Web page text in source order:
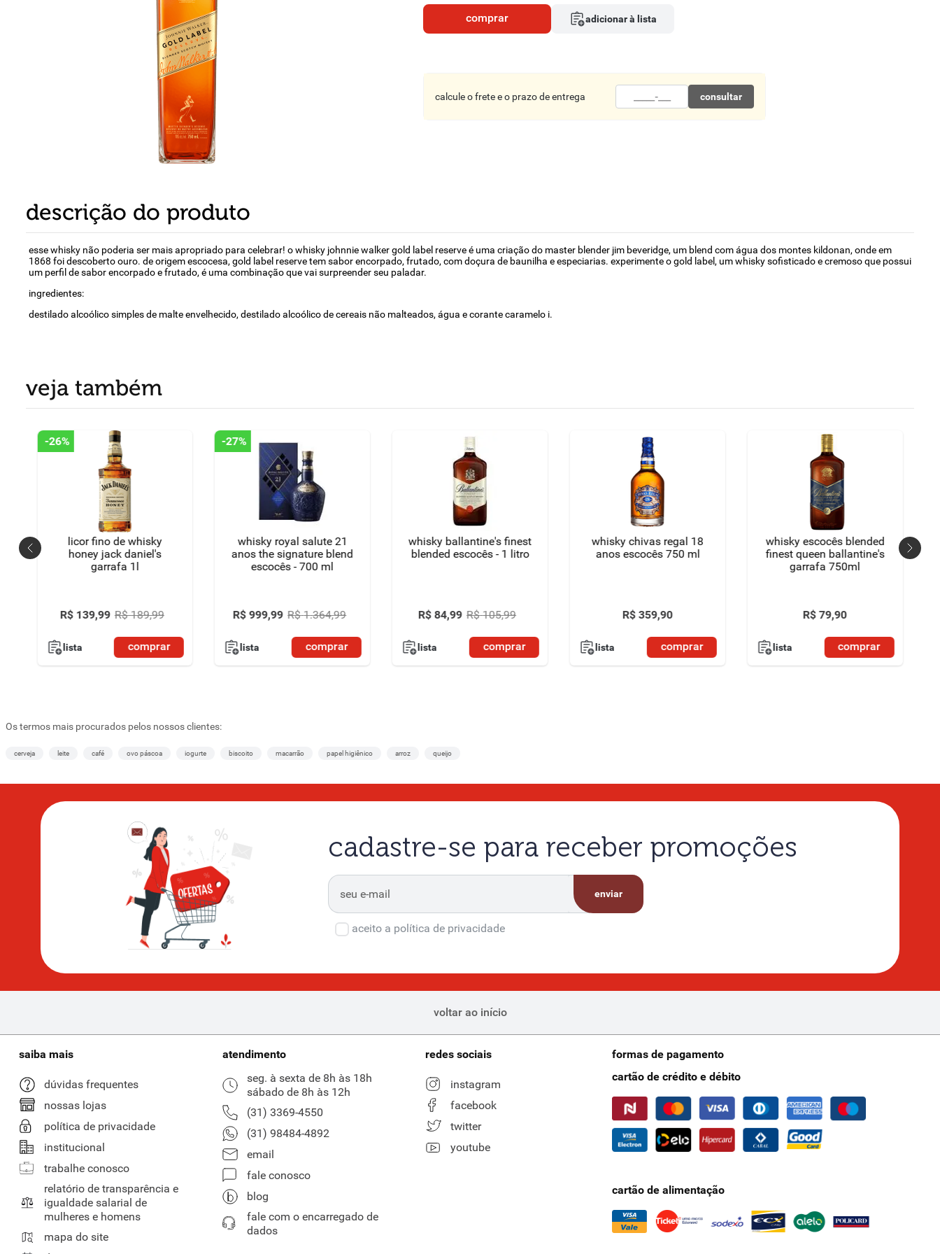
comprar adicionar à lista
calcule o frete e o prazo de entrega consultar
descrição do produto
esse whisky não poderia ser mais apropriado para celebrar! o whisky johnnie walker gold label reserve é uma criação do master blender jim beveridge, um blend com água dos montes kildonan, onde em
1868 foi descoberto ouro. de origem escocesa, gold label reserve tem sabor encorpado, frutado, com doçura de baunilha e especiarias. experimente o gold label, um whisky sofisticado e cremoso que possui
um perfil de sabor encorpado e frutado, é uma combinação que vai surpreender seu paladar.
ingredientes:
destilado alcoólico simples de malte envelhecido, destilado alcoólico de cereais não malteados, água e corante caramelo i.
veja também
-26%
licor fino de whisky
honey jack daniel's
garrafa 1l
R$ 139,99 R$ 189,99
lista comprar
-27%
whisky royal salute 21
anos the signature blend
escocês - 700 ml
R$ 999,99 R$ 1.364,99
lista comprar
whisky ballantine's finest
blended escocês - 1 litro
R$ 84,99 R$ 105,99
lista comprar
whisky chivas regal 18
anos escocês 750 ml
R$ 359,90
lista comprar
whisky escocês blended
finest queen ballantine's
garrafa 750ml
R$ 79,90
lista comprar
Os termos mais procurados pelos nossos clientes:
cerveja leite café ovo páscoa iogurte biscoito macarrão papel higiênico arroz queijo
cadastre-se para receber promoções
enviar
aceito a política de privacidade
voltar ao início
saiba mais
dúvidas frequentes
nossas lojas
política de privacidade
institucional
trabalhe conosco
relatório de transparência e
igualdade salarial de
mulheres e homens
mapa do site
atendimento
seg. à sexta de 8h às 18h
sábado de 8h às 12h
(31) 3369-4550
(31) 98484-4892
email
fale conosco
blog
fale com o encarregado de
dados
redes sociais
instagram
facebook
twitter
youtube
formas de pagamento
cartão de crédito e débito
cartão de alimentação
8º detergente
9º chocolate
macarrão